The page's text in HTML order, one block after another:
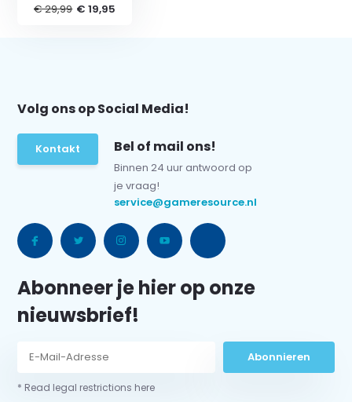
€ 29,99 € 19,95
Volg ons op Social Media!
Kontakt Bel of mail ons!
Binnen 24 uur antwoord op
je vraag!
service@gameresource.nl
Abonneer je hier op onze
nieuwsbrief!
Abonnieren
* Read legal restrictions here